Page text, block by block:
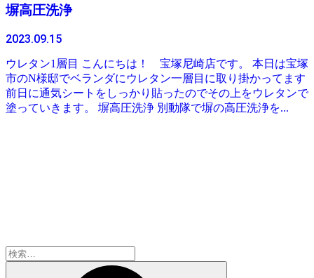
塀高圧洗浄
2023.09.15
ウレタン1層目 こんにちは！ 宝塚尼崎店です。 本日は宝塚
市のN様邸でベランダにウレタン一層目に取り掛かってます
前日に通気シートをしっかり貼ったのでその上をウレタンで
塗っていきます。 塀高圧洗浄 別動隊で塀の高圧洗浄を...
検
索: